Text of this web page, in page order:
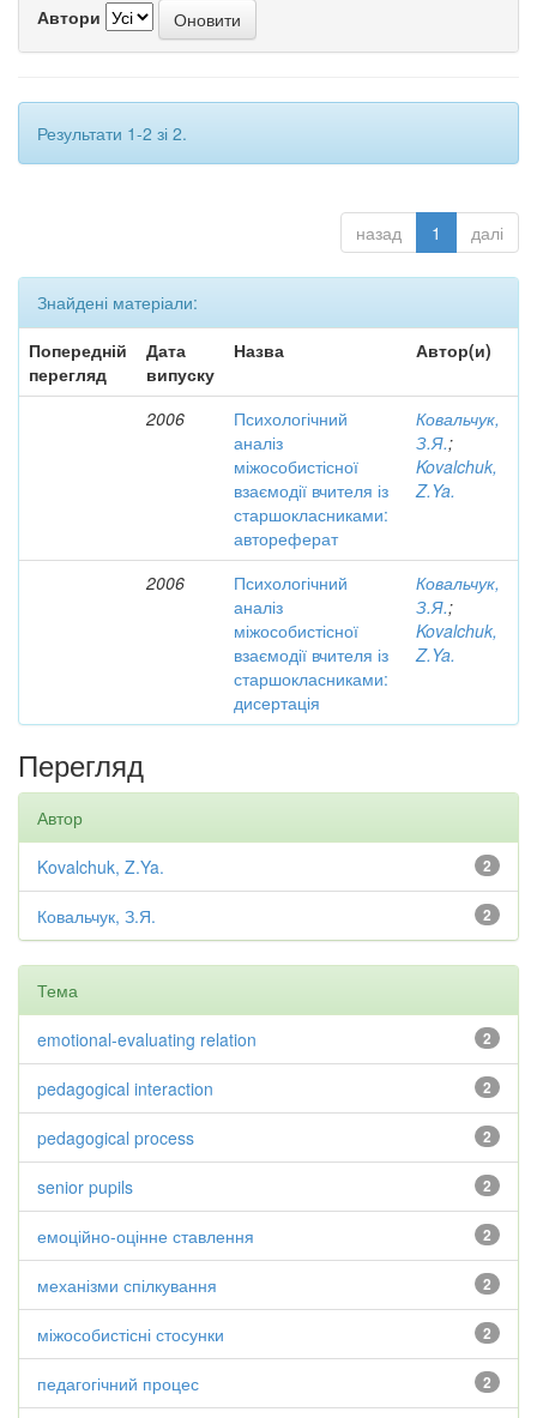
Автори
Результати 1-2 зі 2.
назад 1 далі
Знайдені матеріали:
Попередній
перегляд
Дата
випуску
Назва Автор(и)
2006
Психологічний
аналіз
міжособистісної
взаємодії вчителя із
старшокласниками:
автореферат
Ковальчук,
З.Я.;
Kovalchuk,
Z.Ya.
2006
Психологічний
аналіз
міжособистісної
взаємодії вчителя із
старшокласниками:
дисертація
Ковальчук,
З.Я.;
Kovalchuk,
Z.Ya.
Перегляд
Автор
2
Kovalchuk, Z.Ya.
2
Ковальчук, З.Я.
Тема
2
emotional-evaluating relation
2
pedagogical interaction
2
pedagogical process
2
senior pupils
2
емоційно-оцінне ставлення
2
механізми спілкування
2
міжособистісні стосунки
2
педагогічний процес